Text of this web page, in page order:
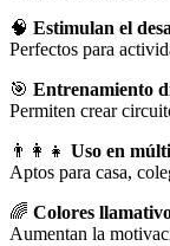
🧠 Estimulan el
Perfectos para
🎯 Entrenamiento
Permiten crear
👨‍👩‍👧 Uso en
Aptos para casa,
🌈 Colores
Aumentan la